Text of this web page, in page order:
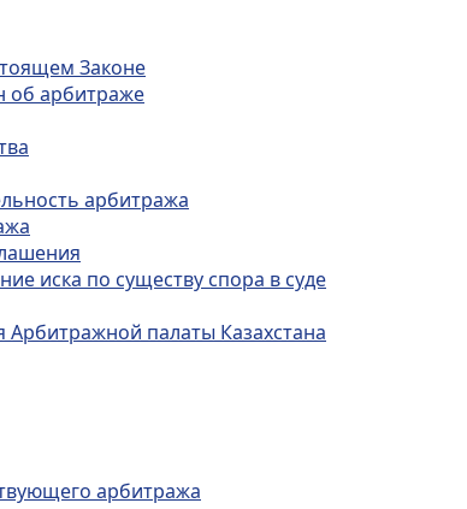
Законе
об арбитраже
арбитража
иска по существу спора в суде
Арбитражной палаты Казахстана
арбитража